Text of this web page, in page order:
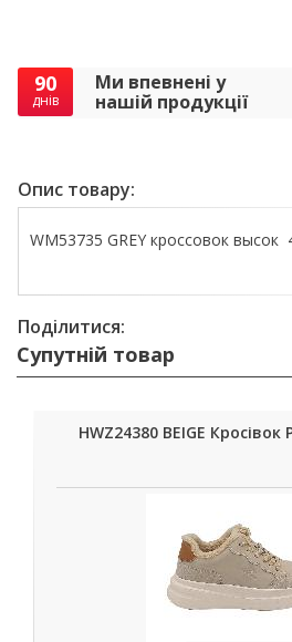
90
днів
Ми впевнені у
нашій продукції
Опис товару:
WM53735 GREY кроссовок высок
Поділитися:
Супутній товар
HWZ24380 BEIGE Кросівок